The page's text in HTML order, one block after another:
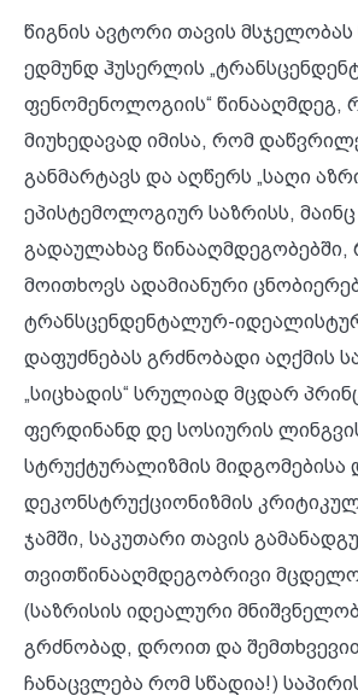
წიგნის ავტორი თავის
ედმუნდ ჰუსერლის
ფენომენოლოგიის“ წინააღმდეგ,
მიუხედავად იმისა, რომ
განმარტავს და აღწერს „საღი
ეპისტემოლოგიურ საზრისს,
გადაულახავ წინააღმდეგობებში,
მოითხოვს ადამიანური
ტრანსცენდენტალურ-
დაფუძნებას გრძნობადი აღქმის
„სიცხადის“ სრულიად მცდარ
ფერდინანდ დე სოსიურის
სტრუქტურალიზმის მიდგომებისა
დეკონსტრუქციონიზმის
ჯამში, საკუთარი თავის
თვითწინააღმდეგობრივი
(საზრისის იდეალური
გრძნობად, დროით და
ჩანაცვლება რომ სწადია!)